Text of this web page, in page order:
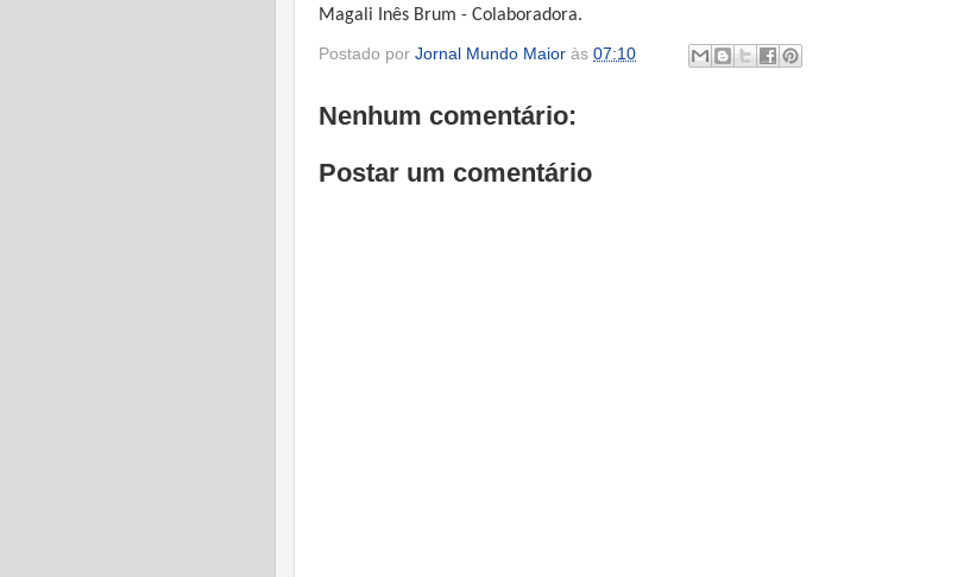
Magali Inês Brum - Colaboradora.
Postado por Jornal Mundo Maior às 07:10
Nenhum comentário:
Postar um comentário